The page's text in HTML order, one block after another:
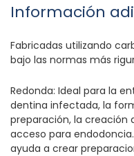
Información
Fabricadas utilizando
bajo las normas más
Redonda: Ideal para la
dentina infectada, la
preparación, la creación
acceso para
ayuda a crear